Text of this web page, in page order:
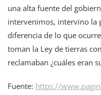
una alta fuente del
intervenimos, intervino la
diferencia de lo que
toman la Ley de tierras
reclamaban ¿cuáles eran
Fuente: https://